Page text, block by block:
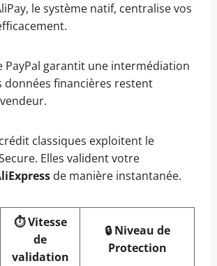
le système natif, centralise vos
PayPal garantit une intermédiation
données financières restent
classiques exploitent le
Elles valident votre
de manière instantanée.
⏱️ Vitesse
de
validation
🔒 Niveau de
Protection